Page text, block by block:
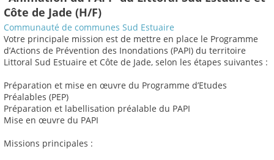
Côte de Jade (H/F)
Communauté de communes Sud Estuaire
Votre principale mission est de mettre en place le Programme
d’Actions de Prévention des Inondations (PAPI) du territoire
Littoral Sud Estuaire et Côte de Jade, selon les étapes suivantes :
Préparation et mise en œuvre du Programme d’Etudes
Préalables (PEP)
Préparation et labellisation préalable du PAPI
Mise en œuvre du PAPI
Missions principales :